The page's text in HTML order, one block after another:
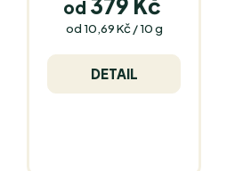
od 379 Kč
Měrná
od 10,69 Kč / 10 g
DETAIL